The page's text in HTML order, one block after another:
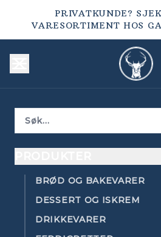
PRIVATKUNDE?
VARESORTIMENT HOS
BRØD OG BAKEVARER
DESSERT OG ISKREM
DRIKKEVARER